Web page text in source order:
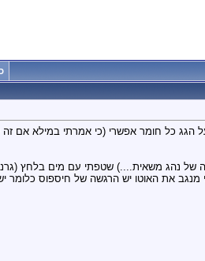
כל חומר אפשרי (כי אמרתי במילא אם זה לא
מנגב את האוטו יש הרגשה של חיספוס כלומר